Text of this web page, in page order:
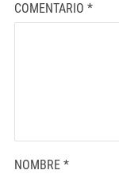
COMENTARIO *
NOMBRE *